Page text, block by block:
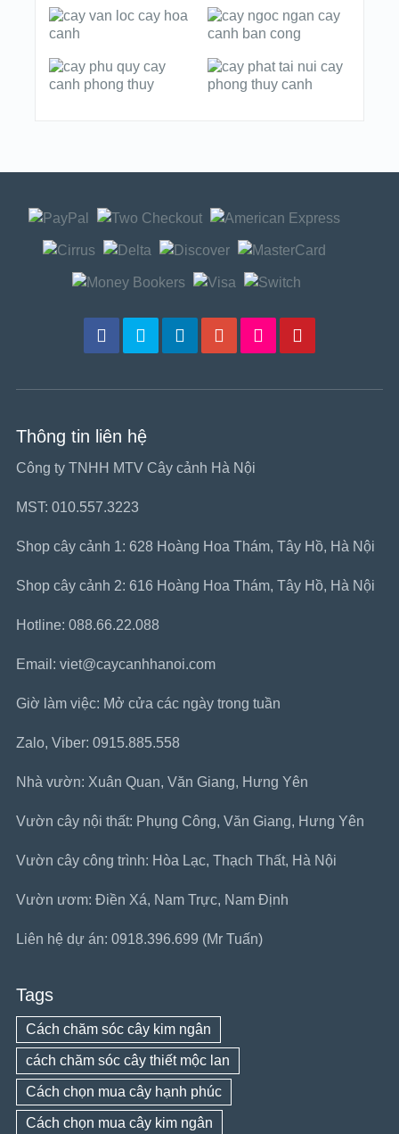
Thông tin liên hệ
Công ty TNHH MTV Cây cảnh Hà Nội
MST: 010.557.3223
Shop cây cảnh 1: 628 Hoàng Hoa Thám, Tây Hồ, Hà Nội
Shop cây cảnh 2: 616 Hoàng Hoa Thám, Tây Hồ, Hà Nội
Hotline: 088.66.22.088
Email: viet@caycanhhanoi.com
Giờ làm việc: Mở cửa các ngày trong tuần
Zalo, Viber: 0915.885.558
Nhà vườn: Xuân Quan, Văn Giang, Hưng Yên
Vườn cây nội thất: Phụng Công, Văn Giang, Hưng Yên
Vườn cây công trình: Hòa Lạc, Thạch Thất, Hà Nội
Vườn ươm: Điền Xá, Nam Trực, Nam Định
Liên hệ dự án: 0918.396.699 (Mr Tuấn)
Tags
Cách chăm sóc cây kim ngân
cách chăm sóc cây thiết mộc lan
Cách chọn mua cây hạnh phúc
Cách chọn mua cây kim ngân